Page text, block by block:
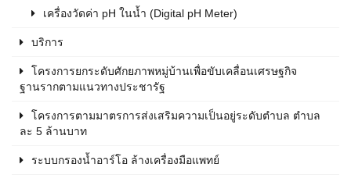
เครื่องวัดค่า pH ในน้ำ (Digital pH Meter)
บริการ
โครงการยกระดับศักยภาพหมู่บ้านเพื่อขับเคลื่อนเศรษฐกิจ
ฐานรากตามแนวทางประชารัฐ
โครงการตามมาตรการส่งเสริมความเป็นอยู่ระดับตำบล ตำบล
ละ 5 ล้านบาท
ระบบกรองน้ำอาร์โอ ล้างเครื่องมือแพทย์